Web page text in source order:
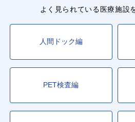
よく見られている医療施設
人間ドック編
PET検査編